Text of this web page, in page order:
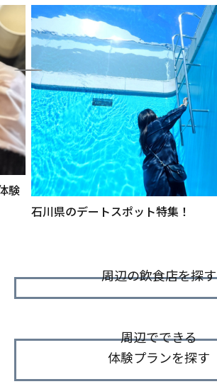
験
石川県のデートスポット特集！
周辺の飲食店を探す
周辺でできる
体験プランを探す